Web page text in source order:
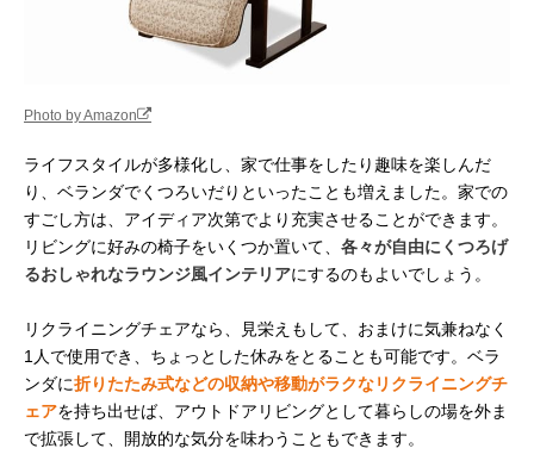
Photo by Amazon
ライフスタイルが多様化し、家で仕事をしたり趣味を楽しんだ
り、ベランダでくつろいだりといったことも増えました。家での
すごし方は、アイディア次第でより充実させることができます。
リビングに好みの椅子をいくつか置いて、 各々が自由にくつろげ
るおしゃれなラウンジ風インテリアにするのもよいでしょう。
リクライニングチェアなら、見栄えもして、おまけに気兼ねなく
1人で使用でき、ちょっとした休みをとることも可能です。ベラ
ンダに折りたたみ式などの収納や移動がラクなリクライニングチ
ェアを持ち出せば、アウトドアリビングとして暮らしの場を外ま
で拡張して、開放的な気分を味わうこともできます。